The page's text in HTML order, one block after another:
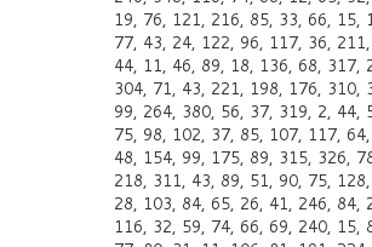
19, 76, 121, 216, 85, 33, 66, 15,
77, 43, 24, 122, 96, 117, 36,
44, 11, 46, 89, 18, 136, 68, 317,
304, 71, 43, 221, 198, 176, 310,
99, 264, 380, 56, 37, 319, 2, 44,
75, 98, 102, 37, 85, 107, 117,
48, 154, 99, 175, 89, 315, 326,
218, 311, 43, 89, 51, 90, 75,
28, 103, 84, 65, 26, 41, 246, 84,
116, 32, 59, 74, 66, 69, 240, 15,